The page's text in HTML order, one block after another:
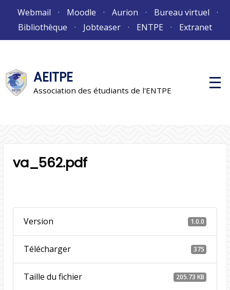
Webmail Moodle Aurion
Bureau virtuel
Bibliothèque
Jobteaser ENTPE Extranet
AEITPE
Association des étudiants de l'ENTPE
M
e
va_562.pdf
Version 1.0.0
Télécharger 375
Taille du fichier 205.73 KB